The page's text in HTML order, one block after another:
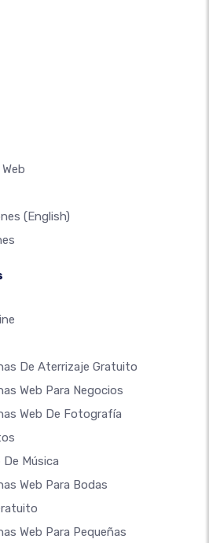
(English)
De Aterrizaje Gratuito
Web Para Negocios
Web De Fotografía
De Música
Web Para Bodas
Web Para Pequeñas